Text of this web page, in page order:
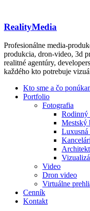
RealityMedia
Profesionálne media-
produkcia, dron-video, 3d
realitné agentúry,
každého kto potrebuje
Kto sme a čo
Portfolio
Fotografia
Rodinný
Mestský
Luxusná
Video
Dron video
Virtuálne
Cenník
Kontakt